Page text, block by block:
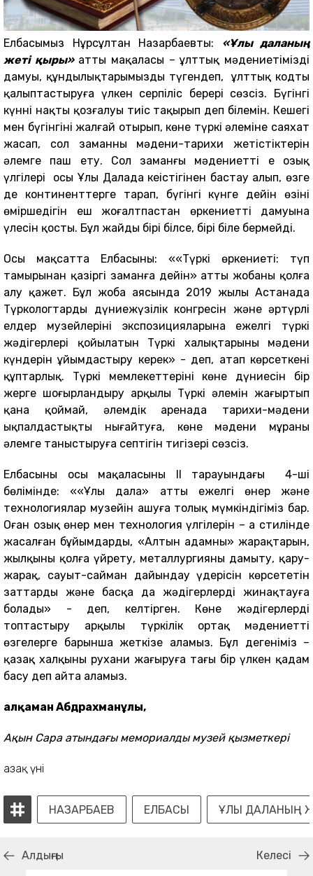
Елбасымыз Нұрсұлтан Назарбаевтың: «Ұлы даланың
жеті қыры»атты мақаласы – ұлттық мәдениетіміздің
дамуы, құндылықтарымызды түгендеп, ұлттық кодты
қалыптастыруға үлкен серпіліс берері сөзсіз. Бүгінгі
күннің нақты қозғалуы тиіс тақырып деп білемін. Кешегі
мен бүгінгіні жалғай отырып, көне түркі әлеміне саяхат
жасап, сол заманның мәдени-тарихи жетістіктерін
әлемге паш ету. Сол заманғы мәдениеттің ең озық
үлгілері осы Ұлы Далада кеңістігінен бастау алып, өзге
де континенттерге тарап, бүгінгі күнге дейін өзінің
өміршеңдігін еш жоғалтпастан өркениеттің дамуына
үлесін қосты. Бұл жайды бірі білсе, бірі біле бермейді.
Осы мақсатта Елбасының: ««Түркі өркениеті: түп
тамырынан қазіргі заманға дейін» атты жобаны қолға
алу қажет. Бұл жоба аясында 2019 жылы Астанада
Түркологтардың дүниежүзілік конгресін және әртүрлі
елдер музейлерінің экспозицияларына ежелгі түркі
жәдігерлері қойылатын Түркі халықтарының мәдени
күндерін ұйымдастыру керек» - деп, атап көрсеткені
құптарлық. Түркі мемлекеттерінің көне дүниесін бір
жерге шоғырландыру арқылы Түркі әлемін жаңғыртып
қана қоймай, әлемдік аренада тарихи-мәдени
ықпалдастықты нығайтуға, көне мәдени мұраны
әлемге таныстыруға септігін тигізері сөзсіз.
Елбасының осы мақаласының ІІ тарауындағы 4-ші
бөлімінде: ««Ұлы дала» атты ежелгі өнер және
технологиялар музейін ашуға толық мүмкіндігіміз бар.
Оған озық өнер мен технология үлгілерін – аң стилінде
жасалған бұйымдарды, «Алтын адамның» жарақтарын,
жылқыны қолға үйрету, металлургияны дамыту, қару-
жарақ, сауыт-сайман дайындау үдерісін көрсететін
заттарды және басқа да жәдігерлерді жинақтауға
болады» - деп, келтірген. Көне жәдігерлерді
топтастыру арқылы түркілік ортақ мәдениетті
өзгелерге барынша жеткізе аламыз. Бұл дегеніміз –
қазақ халқының рухани жаңғыруға тағы бір үлкен қадам
басу деп айта аламыз.
Қалқаман Абдрахманұлы,
Ақын Сара атындағы мемориалды музей қызметкері
Қазақ үні
НАЗАРБАЕВ ЕЛБАСЫ ҰЛЫ ДАЛАНЫҢ
Алдыңғы Келесі